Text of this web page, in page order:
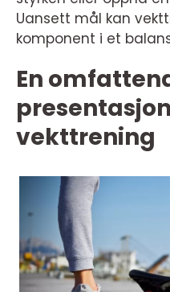
Uansett mål kan
komponent i et
En
vekttrening